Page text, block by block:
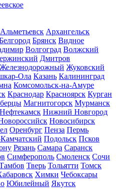
Альметьевск Архангельск
Брянск Видное
Волгоград Волжский
Дмитров
Железнодорожный Жуковский
Ола Казань Калининград
Комсомольск-на-Амуре
Краснодар Красноярск Курган
Магнитогорск Мурманск
Нефтекамск Нижний Новгород
Новосибирск
Оренбург Пенза Пермь
Подольск Псков
Рязань Самара Саранск
Симферополь Смоленск Сочи
Тверь Тольятти Томск
Химки Чебоксары
Юбилейный Якутск